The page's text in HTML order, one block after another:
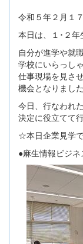
令和５年２月１
本日は、１･２年
自分が進学や就
学校にいらっし
仕事現場を見さ
機会となりました
今日、行なわれ
決定に役立てて
☆本日企業見学
●麻生情報ビジ